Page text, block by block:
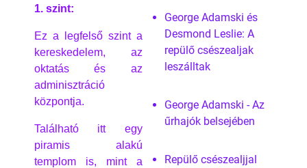
1. szint:
Ez a legfelső szint a
kereskedelem, az
oktatás és az
adminisztráció
központja.
Található itt egy
piramis alakú
templom is, mint a
George Adamski és
Desmond Leslie: A
repülő csészealjak
leszálltak
George Adamski - Az
űrhajók belsejében
Repülő csészealjjal